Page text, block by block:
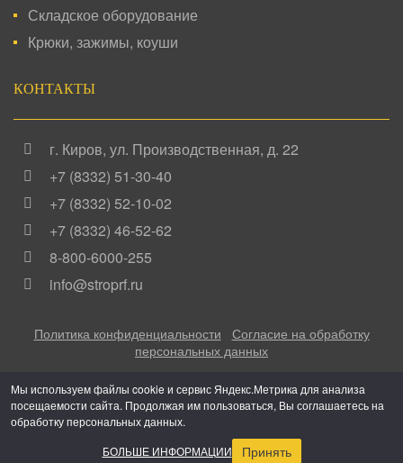
Складское оборудование
Крюки, зажимы, коуши
КОНТАКТЫ
г. Киров, ул. Производственная, д. 22
+7 (8332) 51-30-40
+7 (8332) 52-10-02
+7 (8332) 46-52-62
8-800-6000-255
info@stroprf.ru
Политика конфиденциальности
Согласие на обработку
персональных данных
Copyright ©2016 - 2026 Грузовая механика . Все права
защищены.Сообщить об ошибке.
Создание, поддержка и продвижение сайтов
Мы используем файлы cookie и сервис Яндекс.Метрика для анализа
посещаемости сайта. Продолжая им пользоваться, Вы соглашаетесь на
обработку персональных данных.
БОЛЬШЕ ИНФОРМАЦИИ
Принять